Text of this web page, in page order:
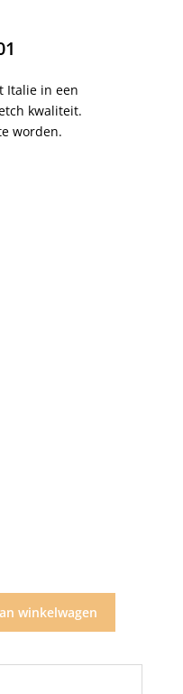
Italie in een
kwaliteit.
worden.
winkelwagen